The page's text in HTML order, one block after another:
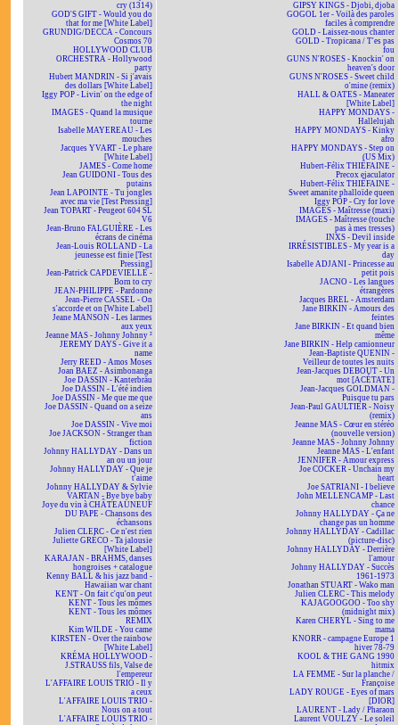
cry (1314)
GOD'S GIFT - Would you do
that for me [White Label]
GRUNDIG/DECCA - Concours
Cosmos 70
HOLLYWOOD CLUB
ORCHESTRA - Hollywood
party
Hubert MANDRIN - Si j'avais
des dollars [White Label]
Iggy POP - Livin' on the edge of
the night
IMAGES - Quand la musique
tourne
Isabelle MAYEREAU - Les
mouches
Jacques YVART - Le phare
[White Label]
JAMES - Come home
Jean GUIDONI - Tous des
putains
Jean LAPOINTE - Tu jongles
avec ma vie [Test Pressing]
Jean TOPART - Peugeot 604 SL
V6
Jean-Bruno FALGUIÈRE - Les
écrans de cinéma
Jean-Louis ROLLAND - La
jeunesse est finie [Test
Pressing]
Jean-Patrick CAPDEVIELLE -
Born to cry
JEAN-PHILIPPE - Pardonne
Jean-Pierre CASSEL - On
s'accorde et on [White Label]
Jeane MANSON - Les larmes
aux yeux
Jeanne MAS - Johnny Johnny ²
JEREMY DAYS - Give it a
name
Jerry REED - Amos Moses
Joan BAEZ - Asimbonanga
Joe DASSIN - Kanterbräu
Joe DASSIN - L'été indien
Joe DASSIN - Me que me que
Joe DASSIN - Quand on a seize
ans
Joe DASSIN - Vive moi
Joe JACKSON - Stranger than
fiction
Johnny HALLYDAY - Dans un
an ou un jour
Johnny HALLYDAY - Que je
t'aime
Johnny HALLYDAY & Sylvie
VARTAN - Bye bye baby
Joye du vin à CHÂTEAUNEUF
DU PAPE - Chansons des
échansons
Julien CLERC - Ce n'est rien
Juliette GRÉCO - Ta jalousie
[White Label]
KARAJAN - BRAHMS, danses
hongroises + catalogue
Kenny BALL & his jazz band -
Hawaiian war chant
KENT - On fait c'qu'on peut
KENT - Tous les mômes
KENT - Tous les mômes
REMIX
Kim WILDE - You came
KIRSTEN - Over the rainbow
[White Label]
KRÉMA HOLLYWOOD -
J.STRAUSS fils, Valse de
l'empereur
L'AFFAIRE LOUIS TRIO - Il y
a ceux
L'AFFAIRE LOUIS TRIO -
Nous on a tout
L'AFFAIRE LOUIS TRIO -
GIPSY KINGS - Djobi, djoba
GOGOL 1er - Voilà des paroles
faciles à comprendre
GOLD - Laissez-nous chanter
GOLD - Tropicana / T'es pas
fou
GUNS N'ROSES - Knockin' on
heaven's door
GUNS N'ROSES - Sweet child
o'mine (remix)
HALL & OATES - Maneater
[White Label]
HAPPY MONDAYS -
Hallelujah
HAPPY MONDAYS - Kinky
afro
HAPPY MONDAYS - Step on
(US Mix)
Hubert-Félix THIÉFAINE -
Precox ejaculator
Hubert-Félix THIÉFAINE -
Sweet amanite phalloïde queen
Iggy POP - Cry for love
IMAGES - Maîtresse (maxi)
IMAGES - Maîtresse (touche
pas à mes tresses)
INXS - Devil inside
IRRÉSISTIBLES - My year is a
day
Isabelle ADJANI - Princesse au
petit pois
JACNO - Les langues
étrangères
Jacques BREL - Amsterdam
Jane BIRKIN - Amours des
feintes
Jane BIRKIN - Et quand bien
même
Jane BIRKIN - Help camionneur
Jean-Baptiste QUENIN -
Veilleur de toutes les nuits
Jean-Jacques DEBOUT - Un
mot [ACÉTATE]
Jean-Jacques GOLDMAN -
Puisque tu pars
Jean-Paul GAULTIER - Noisy
(remix)
Jeanne MAS - Cœur en stéréo
(nouvelle version)
Jeanne MAS - Johnny Johnny
Jeanne MAS - L'enfant
JENNIFER - Amour express
Joe COCKER - Unchain my
heart
Joe SATRIANI - I believe
John MELLENCAMP - Last
chance
Johnny HALLYDAY - Ça ne
change pas un homme
Johnny HALLYDAY - Cadillac
(picture-disc)
Johnny HALLYDAY - Derrière
l'amour
Johnny HALLYDAY - Succès
1961-1973
Jonathan STUART - Wako man
Julien CLERC - This melody
KAJAGOOGOO - Too shy
(midnight mix)
Karen CHERYL - Sing to me
mama
KNORR - campagne Europe 1
hiver 78-79
KOOL & THE GANG 1990
hitmix
LA FEMME - Sur la planche /
Françoise
LADY ROUGE - Eyes of mars
[DIOR]
LAURENT - Lady / Pharaon
Laurent VOULZY - Le soleil